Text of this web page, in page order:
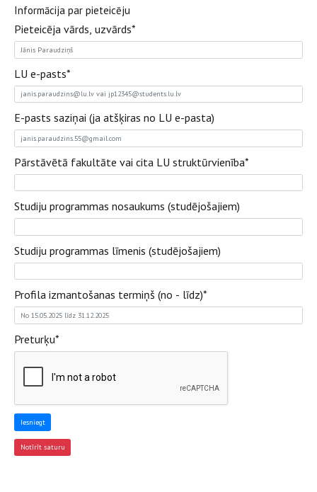
Informācija par pieteicēju
Pieteicēja vārds, uzvārds*
LU e-pasts*
E-pasts saziņai (ja atšķiras no LU e-pasta)
Pārstāvētā fakultāte vai cita LU struktūrvienība*
Studiju programmas nosaukums (studējošajiem)
Studiju programmas līmenis (studējošajiem)
Profila izmantošanas termiņš (no - līdz)*
Preturķu*